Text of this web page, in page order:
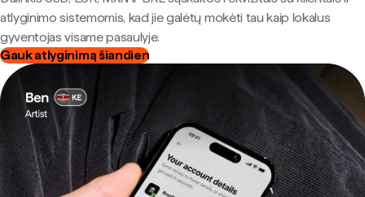
atlyginimo sistemomis, kad jie galėtų mokėti tau kaip lokalus
gyventojas visame pasaulyje.
Gauk atlyginimą šiandien